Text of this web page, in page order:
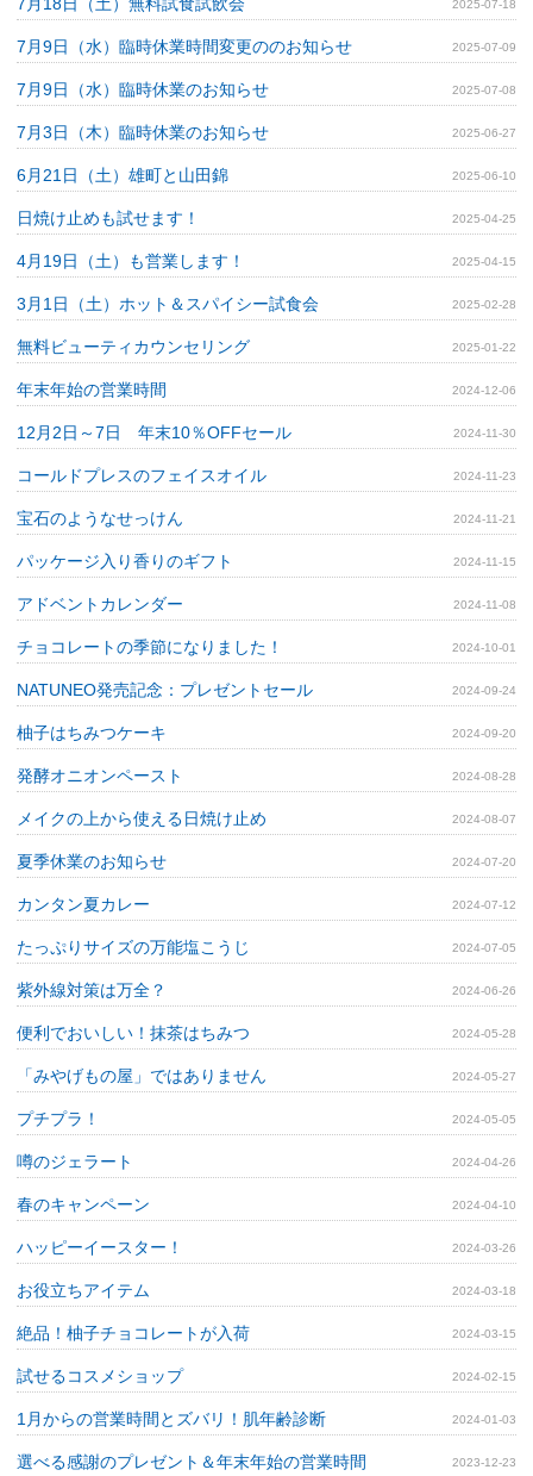
7月18日（土）無料試食試飲会 2025-07-18
7月9日（水）臨時休業時間変更ののお知らせ 2025-07-09
7月9日（水）臨時休業のお知らせ 2025-07-08
7月3日（木）臨時休業のお知らせ 2025-06-27
6月21日（土）雄町と山田錦 2025-06-10
日焼け止めも試せます！ 2025-04-25
4月19日（土）も営業します！ 2025-04-15
3月1日（土）ホット＆スパイシー試食会 2025-02-28
無料ビューティカウンセリング 2025-01-22
年末年始の営業時間 2024-12-06
12月2日～7日 年末10％OFFセール 2024-11-30
コールドプレスのフェイスオイル 2024-11-23
宝石のようなせっけん 2024-11-21
パッケージ入り香りのギフト 2024-11-15
アドベントカレンダー 2024-11-08
チョコレートの季節になりました！ 2024-10-01
NATUNEO発売記念：プレゼントセール 2024-09-24
柚子はちみつケーキ 2024-09-20
発酵オニオンペースト 2024-08-28
メイクの上から使える日焼け止め 2024-08-07
夏季休業のお知らせ 2024-07-20
カンタン夏カレー 2024-07-12
たっぷりサイズの万能塩こうじ 2024-07-05
紫外線対策は万全？ 2024-06-26
便利でおいしい！抹茶はちみつ 2024-05-28
「みやげもの屋」ではありません 2024-05-27
プチプラ！ 2024-05-05
噂のジェラート 2024-04-26
春のキャンペーン 2024-04-10
ハッピーイースター！ 2024-03-26
お役立ちアイテム 2024-03-18
絶品！柚子チョコレートが入荷 2024-03-15
試せるコスメショップ 2024-02-15
1月からの営業時間とズバリ！肌年齢診断 2024-01-03
選べる感謝のプレゼント＆年末年始の営業時間 2023-12-23